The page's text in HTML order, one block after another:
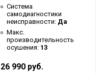
Да
Да
43
Белый
Система
самодиагностики
неисправности: Да
Макс.
производительность
осушения: 13
26 990 руб.